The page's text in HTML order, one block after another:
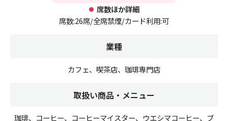
席数ほか詳細
席数:26席/全席禁煙/カード利用:可
業種
カフェ、喫茶店、珈琲専門店
取扱い商品・メニュー
珈琲、コーヒー、コーヒーマイスター、ウエシマコーヒー、ブ